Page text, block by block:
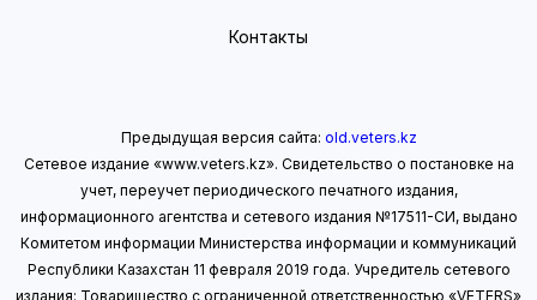
Контакты
Предыдущая версия сайта: old.veters.kz
Сетевое издание «www.veters.kz». Свидетельство о постановке на
учет, переучет периодического печатного издания,
информационного агентства и сетевого издания №17511-СИ, выдано
Комитетом информации Министерства информации и коммуникаций
Республики Казахстан 11 февраля 2019 года. Учредитель сетевого
издания: Товарищество с ограниченной ответственностью «VETERS»